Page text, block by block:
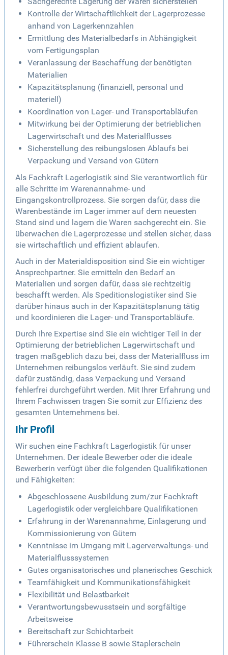
Kontrolle der Wirtschaftlichkeit der Lagerprozesse
anhand von Lagerkennzahlen
Ermittlung des Materialbedarfs in Abhängigkeit
vom Fertigungsplan
Veranlassung der Beschaffung der benötigten
Materialien
Kapazitätsplanung (finanziell, personal und
materiell)
Koordination von Lager- und Transportabläufen
Mitwirkung bei der Optimierung der betrieblichen
Lagerwirtschaft und des Materialflusses
Sicherstellung des reibungslosen Ablaufs bei
Verpackung und Versand von Gütern
Als Fachkraft Lagerlogistik sind Sie verantwortlich für
alle Schritte im Warenannahme- und
Eingangskontrollprozess. Sie sorgen dafür, dass die
Warenbestände im Lager immer auf dem neuesten
Stand sind und lagern die Waren sachgerecht ein. Sie
überwachen die Lagerprozesse und stellen sicher, dass
sie wirtschaftlich und effizient ablaufen.
Auch in der Materialdisposition sind Sie ein wichtiger
Ansprechpartner. Sie ermitteln den Bedarf an
Materialien und sorgen dafür, dass sie rechtzeitig
beschafft werden. Als Speditionslogistiker sind Sie
darüber hinaus auch in der Kapazitätsplanung tätig
und koordinieren die Lager- und Transportabläufe.
Durch Ihre Expertise sind Sie ein wichtiger Teil in der
Optimierung der betrieblichen Lagerwirtschaft und
tragen maßgeblich dazu bei, dass der Materialfluss im
Unternehmen reibungslos verläuft. Sie sind zudem
dafür zuständig, dass Verpackung und Versand
fehlerfrei durchgeführt werden. Mit Ihrer Erfahrung und
Ihrem Fachwissen tragen Sie somit zur Effizienz des
gesamten Unternehmens bei.
Ihr Profil
Wir suchen eine Fachkraft Lagerlogistik für unser
Unternehmen. Der ideale Bewerber oder die ideale
Bewerberin verfügt über die folgenden Qualifikationen
und Fähigkeiten:
Abgeschlossene Ausbildung zum/zur Fachkraft
Lagerlogistik oder vergleichbare Qualifikationen
Erfahrung in der Warenannahme, Einlagerung und
Kommissionierung von Gütern
Kenntnisse im Umgang mit Lagerverwaltungs- und
Materialflusssystemen
Gutes organisatorisches und planerisches Geschick
Teamfähigkeit und Kommunikationsfähigkeit
Flexibilität und Belastbarkeit
Verantwortungsbewusstsein und sorgfältige
Arbeitsweise
Bereitschaft zur Schichtarbeit
Führerschein Klasse B sowie Staplerschein